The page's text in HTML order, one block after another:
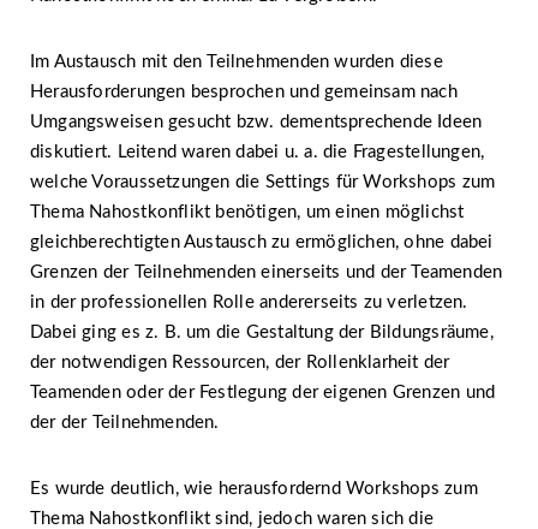
Im Austausch mit den Teilnehmenden wurden diese
Herausforderungen besprochen und gemeinsam nach
Umgangsweisen gesucht bzw. dementsprechende Ideen
diskutiert. Leitend waren dabei u. a. die Fragestellungen,
welche Voraussetzungen die Settings für Workshops zum
Thema Nahostkonflikt benötigen, um einen möglichst
gleichberechtigten Austausch zu ermöglichen, ohne dabei
Grenzen der Teilnehmenden einerseits und der Teamenden
in der professionellen Rolle andererseits zu verletzen.
Dabei ging es z. B. um die Gestaltung der Bildungsräume,
der notwendigen Ressourcen, der Rollenklarheit der
Teamenden oder der Festlegung der eigenen Grenzen und
der der Teilnehmenden.
Es wurde deutlich, wie herausfordernd Workshops zum
Thema Nahostkonflikt sind, jedoch waren sich die